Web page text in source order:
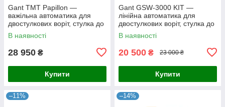
Gant TMT Papillon —
важільна автоматика для
двостулкових воріт, стулка до
2,5 м
В наявності
28 950 ₴
Купити
Gant GSW-3000 KIT —
лінійна автоматика для
двостулкових воріт, стулка до
3 м
В наявності
20 500 ₴ 23 000 ₴
Купити
–11% –14%